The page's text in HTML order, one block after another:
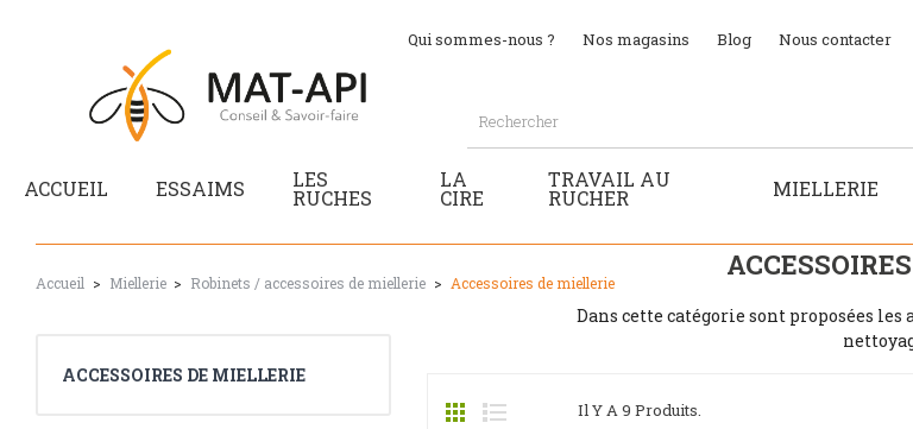
Qui sommes-nous ? Nos magasins Blog Nous contacter
ACCUEIL ESSAIMS LES
RUCHES
LA
CIRE
TRAVAIL AU
RUCHER MIELLERIE
Accueil Miellerie Robinets / accessoires de miellerie Accessoires de miellerie
ACCESSOIRES DE MIELLERIE
Dans cette catégorie sont proposées
Il Y A 9 Produits.